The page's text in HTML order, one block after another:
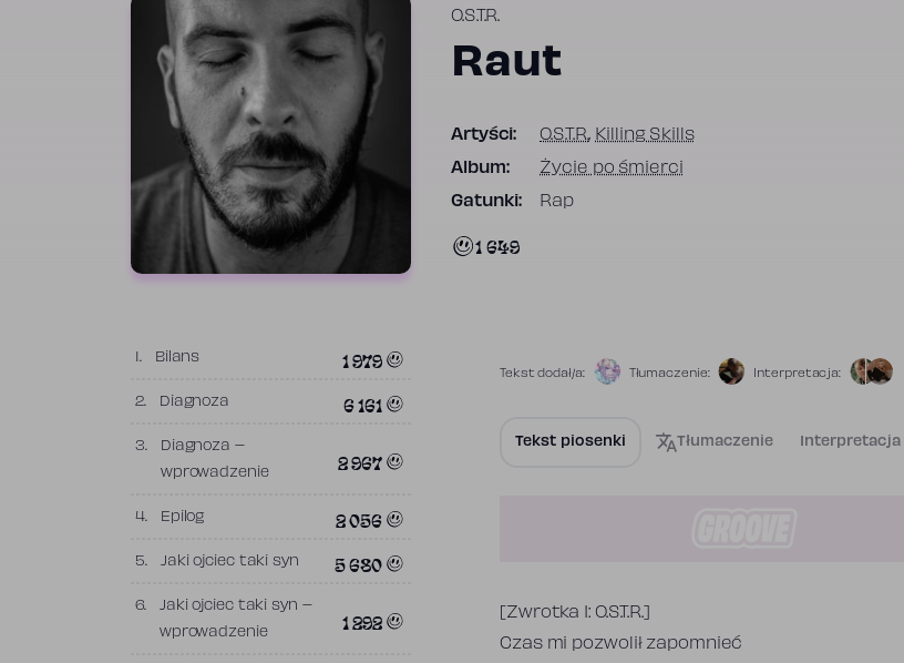
O.S.T.R.
Raut
Artyści: O.S.T.R., Killing Skills
Album: Życie po śmierci
Gatunki: Rap
1 649
1. Bilans 1 979
2. Diagnoza 6 161
3.
Diagnoza –
wprowadzenie
2 967
4. Epilog 2 056
5. Jaki ojciec taki syn 5 680
6.
Jaki ojciec taki syn –
wprowadzenie
1 292
Tekst dodał/a: Tłumaczenie: Interpretacja:
Tekst piosenki Tłumaczenie Interpretacja
Tekst piosenki
[Zwrotka 1: O.S.T.R.]
Czas mi pozwolił zapomnieć